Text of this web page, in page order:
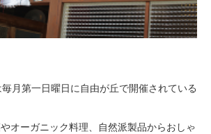
月第一日曜日に自由が丘で開催されている
オーガニック料理、自然派製品からおしゃ